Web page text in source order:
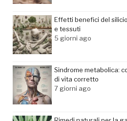
Effetti benefici del
e tessuti
5 giorni ago
Sindrome metabolica:
di vita corretto
7 giorni ago